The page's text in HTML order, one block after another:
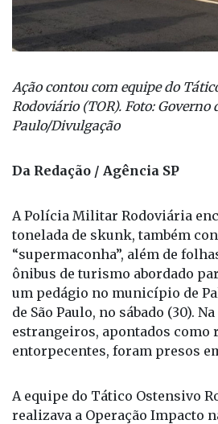
Ação contou com equipe do
Rodoviário (TOR). Foto: Governo
Paulo/Divulgação
Da Redação / Agência SP
A Polícia Militar Rodoviária
tonelada de skunk, também
“supermaconha”, além de
ônibus de turismo abordado
um pedágio no município de
de São Paulo, no sábado (30).
estrangeiros, apontados como
entorpecentes, foram presos
A equipe do Tático Ostensivo
realizava a Operação Impacto